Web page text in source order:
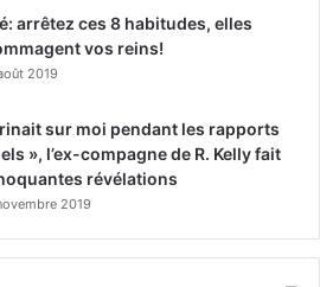
arrêtez ces 8 habitudes, elles
vos reins!
2019
sur moi pendant les rapports
», l’ex-compagne de R. Kelly fait
révélations
2019